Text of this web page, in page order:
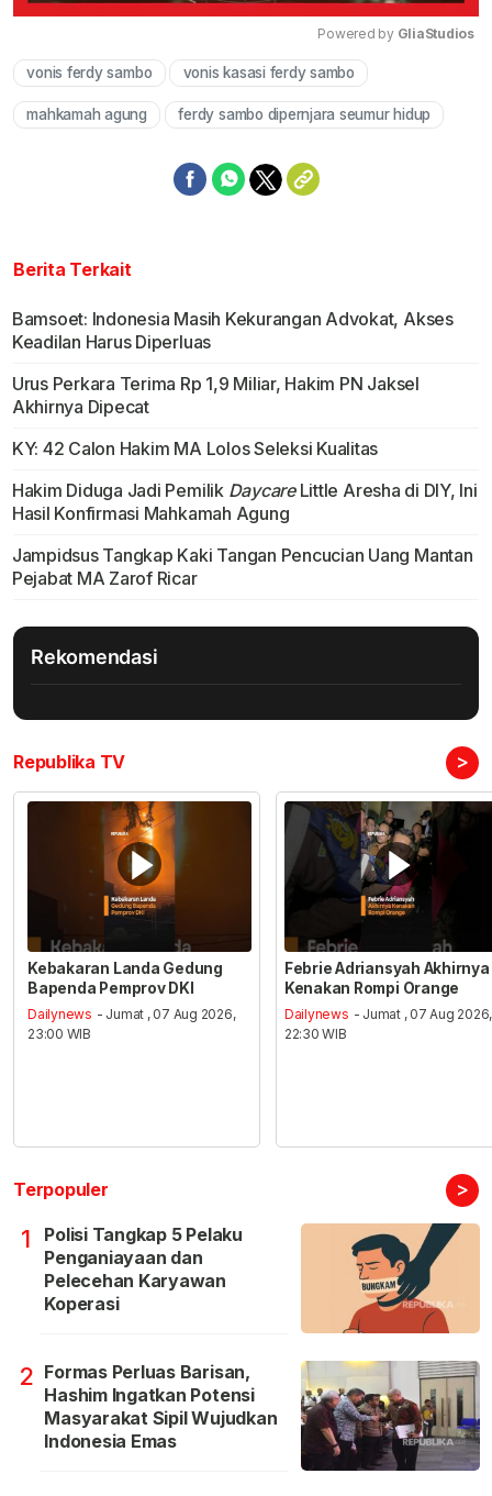
Powered by GliaStudios
vonis ferdy sambo vonis kasasi ferdy sambo
mahkamah agung ferdy sambo dipernjara seumur hidup
Berita Terkait
Bamsoet: Indonesia Masih Kekurangan Advokat, Akses
Keadilan Harus Diperluas
Urus Perkara Terima Rp 1,9 Miliar, Hakim PN Jaksel
Akhirnya Dipecat
KY: 42 Calon Hakim MA Lolos Seleksi Kualitas
Hakim Diduga Jadi Pemilik DaycareLittle Aresha di DIY, Ini
Hasil Konfirmasi Mahkamah Agung
Jampidsus Tangkap Kaki Tangan Pencucian Uang Mantan
Pejabat MA Zarof Ricar
Rekomendasi
Republika TV >
Kebakaran Landa Gedung
Bapenda Pemprov DKI
Dailynews - Jumat , 07 Aug 2026,
23:00 WIB
Febrie Adriansyah Akhirnya
Kenakan Rompi Orange
Dailynews - Jumat , 07 Aug 2026,
22:30 WIB
Terpopuler >
1
Polisi Tangkap 5 Pelaku
Penganiayaan dan
Pelecehan Karyawan
Koperasi
2 Formas Perluas Barisan,
Hashim Ingatkan Potensi
Masyarakat Sipil Wujudkan
Indonesia Emas